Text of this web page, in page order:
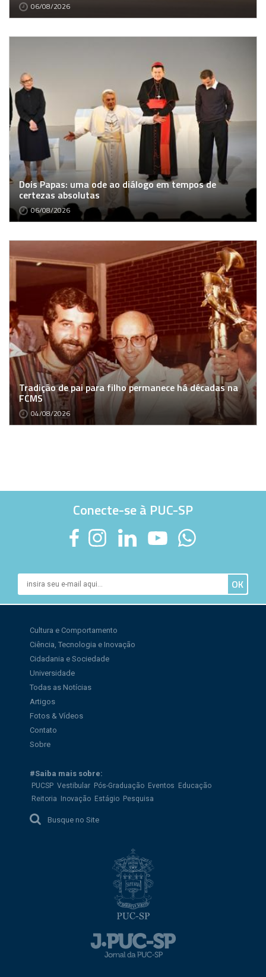
06/08/2026
Dois Papas: uma ode ao diálogo em tempos de
certezas absolutas
06/08/2026
Tradição de pai para filho permanece há décadas na
FCMS
04/08/2026
Conecte-se à PUC-SP
Cultura e Comportamento
Ciência, Tecnologia e Inovação
Cidadania e Sociedade
Universidade
Todas as Notícias
Artigos
Fotos & Vídeos
Contato
Sobre
#Saiba mais sobre:
PUCSP Vestibular Pós-Graduação Eventos
Educação
Reitoria
Inovação Estágio Pesquisa
Busque no Site